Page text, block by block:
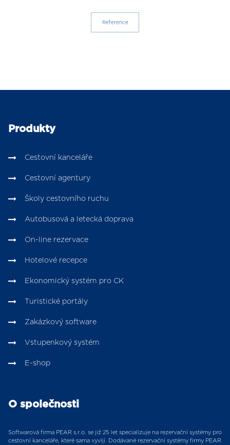
Reference
Produkty
Cestovní kanceláře
Cestovní agentury
Školy cestovního ruchu
Autobusová a letecká doprava
On-line rezervace
Hotelové recepce
Ekonomický systém pro CK
Turistické portály
Zakázkový software
Vstupenkový systém
E-shop
O společnosti
Softwarová firma PEAR s.r.o. se již 25 let specializuje na rezervační systémy pro
cestovní kanceláře, které sama vyvíjí. Dodávané rezervační systémy firmy PEAR